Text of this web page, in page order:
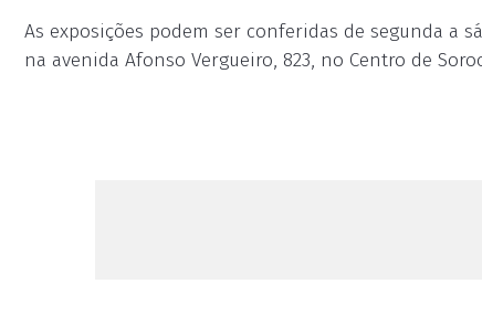
As exposições podem ser conferidas de segunda a
na avenida Afonso Vergueiro, 823, no Centro de